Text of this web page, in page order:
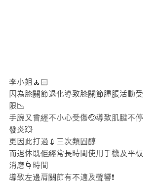
李小姐🧘🏻
因為膝關節退化導致膝關節腫脹活動受
限📉
手腕又曾經不小心受傷🤕導致肌腱不停
發炎💥
更因此打過💉三次類固醇
而退休既佢經常長時間使用手機及平板
消磨🌀時間
導致左邊肩關節有不適及聲響❗